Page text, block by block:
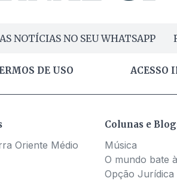
NOTÍCIAS NO SEU WHATSAPP
DE USO ACESSO
Oriente Médio
Colunas e
Música
O mundo bate
Opção Jurídica